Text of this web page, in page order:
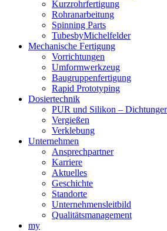
Kurzrohrfertigung
Rohranarbeitung
Spinning Parts
TubesbyMichelfelder
Mechanische Fertigung
Vorrichtungen
Umformwerkzeug
Baugruppenfertigung
Rapid Prototyping
Dosiertechnik
PUR und Silikon –
Vergießen
Verklebung
Unternehmen
Ansprechpartner
Karriere
Aktuelles
Geschichte
Standorte
Unternehmensleitbild
Qualitätsmanagement
my